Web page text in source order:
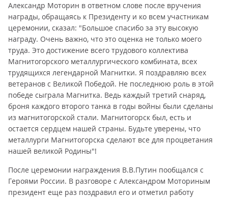
Александр Моторин в ответном слове после вручения
награды, обращаясь к Президенту и ко всем участникам
церемонии, сказал: "Большое спасибо за эту высокую
награду. Очень важно, что это оценка не только моего
труда. Это достижение всего трудового коллектива
Магнитогорского металлургического комбината, всех
трудящихся легендарной Магнитки. Я поздравляю всех
ветеранов с Великой Победой. Не последнюю роль в этой
победе сыграла Магнитка. Ведь каждый третий снаряд,
броня каждого второго танка в годы войны были сделаны
из магнитогорской стали. Магнитогорск был, есть и
остается сердцем нашей страны. Будьте уверены, что
металлурги Магнитогорска сделают все для процветания
нашей великой Родины"!
После церемонии награждения В.В.Путин пообщался с
Героями России. В разговоре с Александром Моториным
президент еще раз поздравил его и отметил работу